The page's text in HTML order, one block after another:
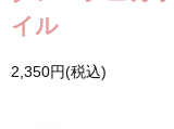
イル
2,350円(税込)